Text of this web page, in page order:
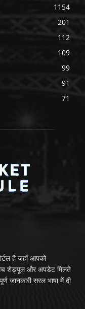
1154
201
112
109
99
91
71
है जहाँ आपको
शेड्यूल और अपडेट मिलते
जानकारी सरल भाषा में दी